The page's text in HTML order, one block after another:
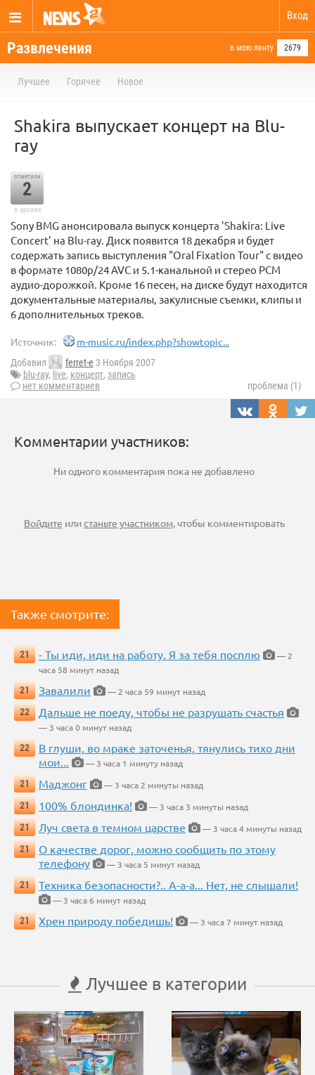
Вход
Развлечения в мою ленту 2679
Лучшее Горячее Новое
Shakira выпускает концерт на Blu-
ray
отметили
2
в архиве
Sony BMG анонсировала выпуск концерта 'Shakira: Live
Concert' на Blu-ray. Диск появится 18 декабря и будет
содержать запись выступления "Oral Fixation Tour" с видео
в формате 1080p/24 AVC и 5.1-канальной и стерео PCM
аудио-дорожкой. Кроме 16 песен, на диске будут находится
документальные материалы, закулисные съемки, клипы и
6 дополнительных треков.
Источник: m-music.ru/index.php?showtopic...
Добавил ferret-e 3 Ноября 2007
blu-ray, live, концерт, запись
нет комментариев
проблема (1)
Комментарии участников:
Ни одного комментария пока не добавлено
Войдите илистаньте участником, чтобы комментировать
Также смотрите:
21 - Ты иди, иди на работу. Я за тебя посплю
— 2
часа 58 минут назад
21
Завалили
— 2 часа 59 минут назад
22
Дальше не поеду, чтобы не разрушать счастья
— 3 часа 0 минут назад
22
В глуши, во мраке заточенья, тянулись тихо дни
мои...
— 3 часа 1 минуту назад
21
Маджонг
— 3 часа 2 минуты назад
21
100% блондинка!
— 3 часа 3 минуты назад
21
Луч света в темном царстве
— 3 часа 4 минуты назад
21
О качестве дорог, можно сообщить по этому
телефону
— 3 часа 5 минут назад
21
Техника безопасности?.. А-а-а... Нет, не слышали!
— 3 часа 6 минут назад
21
Хрен природу победишь! — 3 часа 7 минут назад
Лучшее в категории